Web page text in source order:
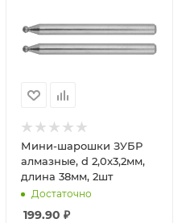
Мини-шарошки ЗУБР
алмазные, d 2,0x3,2мм,
длина 38мм, 2шт
Достаточно
199.90 ₽